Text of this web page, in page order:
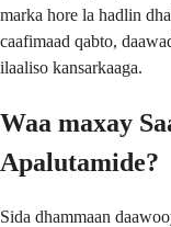
marka hore la hadlin
caafimaad qabto,
ilaaliso kansarkaaga.
Waa maxay
Apalutamide?
Sida dhammaan